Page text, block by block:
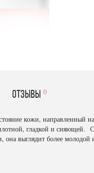
отзывы 0
кожи, направленный
гладкой и сияющей.
выглядит более молодой